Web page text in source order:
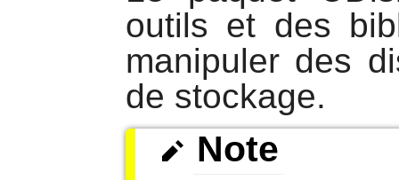
outils et des
manipuler des
de stockage.
Note